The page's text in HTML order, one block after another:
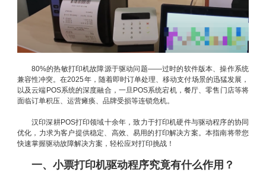
80%的热敏打印机故障源于驱动问题——过时的软件版本、操作系统
兼容性冲突。在2025年，随着即时订单处理、移动支付场景的迅猛发展，
以及云端POS系统的深度融合，一旦POS系统宕机，餐厅、零售门店等将
面临订单积压、运营瘫痪、品牌受损等连锁危机。
汉印深耕POS打印领域十余年，致力于打印机硬件与驱动程序的协同
优化，力求为客户提供稳定、高效、易用的打印解决方案。本指南将带您
快速掌握驱动故障解决方案，轻松应对打印挑战！
一、小票打印机驱动程序究竟有什么作用？